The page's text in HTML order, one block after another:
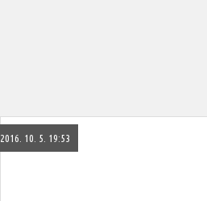
2016. 10. 5. 19:53